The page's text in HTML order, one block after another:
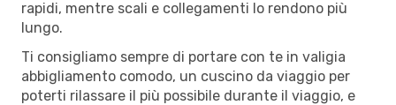
rapidi, mentre scali e collegamenti lo rendono più
lungo.
Ti consigliamo sempre di portare con te in valigia
abbigliamento comodo, un cuscino da viaggio per
poterti rilassare il più possibile durante il viaggio, e